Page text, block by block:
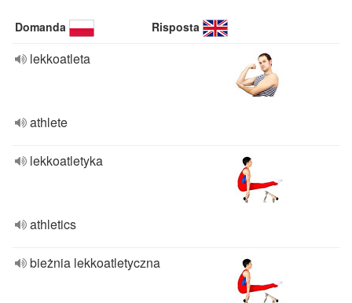
Domanda Risposta
lekkoatleta
athlete
lekkoatletyka
athletics
bieżnia lekkoatletyczna